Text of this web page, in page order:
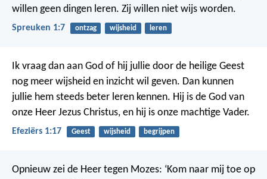
willen geen dingen leren. Zij willen niet wijs worden.
Spreuken 1:7 ontzag wijsheid leren
Ik vraag dan aan God of hij jullie door de heilige Geest
nog meer wijsheid en inzicht wil geven. Dan kunnen
jullie hem steeds beter leren kennen. Hij is de God van
onze Heer Jezus Christus, en hij is onze machtige Vader.
Efeziërs 1:17 Geest wijsheid begrijpen
Opnieuw zei de Heer tegen Mozes: ‘Kom naar mij toe op